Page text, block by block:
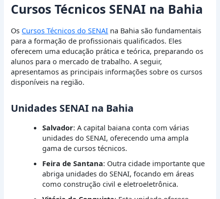
Cursos Técnicos SENAI na Bahia
Os Cursos Técnicos do SENAI na Bahia são fundamentais
para a formação de profissionais qualificados. Eles
oferecem uma educação prática e teórica, preparando os
alunos para o mercado de trabalho. A seguir,
apresentamos as principais informações sobre os cursos
disponíveis na região.
Unidades SENAI na Bahia
Salvador: A capital baiana conta com várias
unidades do SENAI, oferecendo uma ampla
gama de cursos técnicos.
Feira de Santana: Outra cidade importante que
abriga unidades do SENAI, focando em áreas
como construção civil e eletroeletrônica.